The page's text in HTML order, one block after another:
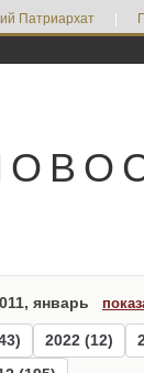
Патриархат
январь
2022 (12)